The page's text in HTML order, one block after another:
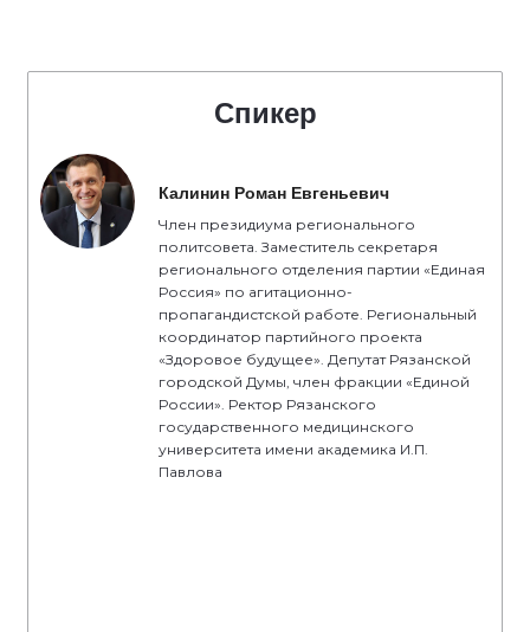
Спикер
Калинин Роман Евгеньевич
Член президиума регионального
политсовета. Заместитель секретаря
регионального отделения партии «Единая
Россия» по агитационно-
пропагандистской работе. Региональный
координатор партийного проекта
«Здоровое будущее». Депутат Рязанской
городской Думы, член фракции «Единой
России». Ректор Рязанского
государственного медицинского
университета имени академика И.П.
Павлова